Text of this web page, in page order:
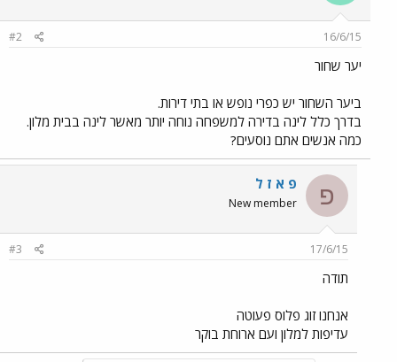
16/6/15
#2
יער שחור
ביער השחור יש כפרי נופש או בתי דירות.
בדרך כלל לינה בדירה למשפחה נוחה יותר מאשר לינה בבית מלון.
כמה אנשים אתם נוסעים?
פ פ א ז ל
New member
17/6/15
#3
תודה
אנחנו זוג פלוס פעוטה
עדיפות למלון ועם ארוחת בוקר